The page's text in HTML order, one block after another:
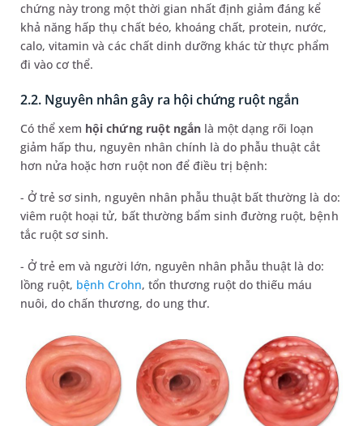
chứng này trong một thời gian nhất định giảm đáng kể
khả năng hấp thụ chất béo, khoáng chất, protein, nước,
calo, vitamin và các chất dinh dưỡng khác từ thực phẩm
đi vào cơ thể.
2.2. Nguyên nhân gây ra hội chứng ruột ngắn
Có thể xem hội chứng ruột ngắn là một dạng rối loạn
giảm hấp thu, nguyên nhân chính là do phẫu thuật cắt
hơn nửa hoặc hơn ruột non để điều trị bệnh:
- Ở trẻ sơ sinh, nguyên nhân phẫu thuật bất thường là do:
viêm ruột hoại tử, bất thường bẩm sinh đường ruột, bệnh
tắc ruột sơ sinh.
- Ở trẻ em và người lớn, nguyên nhân phẫu thuật là do:
lồng ruột, bệnh Crohn, tổn thương ruột do thiếu máu
nuôi, do chấn thương, do ung thư.